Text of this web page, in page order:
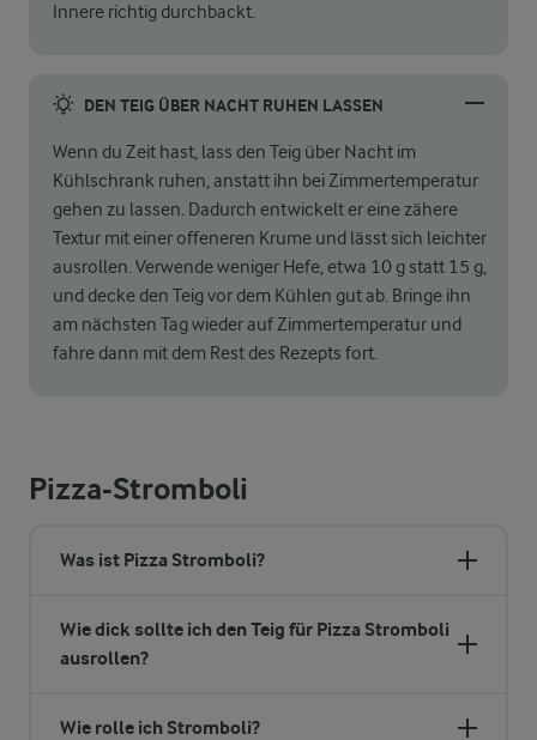
Innere richtig durchbackt.
DEN TEIG ÜBER NACHT RUHEN LASSEN
Wenn du Zeit hast, lass den Teig über Nacht im
Kühlschrank ruhen, anstatt ihn bei Zimmertemperatur
gehen zu lassen. Dadurch entwickelt er eine zähere
Textur mit einer offeneren Krume und lässt sich leichter
ausrollen. Verwende weniger Hefe, etwa 10 g statt 15 g,
und decke den Teig vor dem Kühlen gut ab. Bringe ihn
am nächsten Tag wieder auf Zimmertemperatur und
fahre dann mit dem Rest des Rezepts fort.
Pizza-Stromboli
Was ist Pizza Stromboli?
Wie dick sollte ich den Teig für Pizza Stromboli
ausrollen?
Wie rolle ich Stromboli?